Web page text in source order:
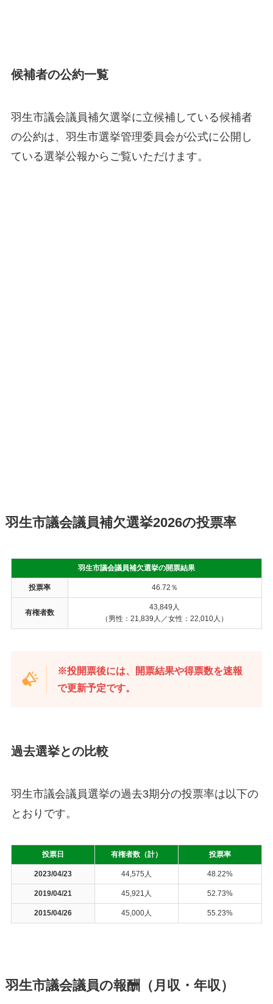
候補者の公約一覧
羽生市議会議員補欠選挙に立候補している候補者
の公約は、羽生市選挙管理委員会が公式に公開し
ている選挙公報からご覧いただけます。
羽生市議会議員補欠選挙2026の投票率
羽生市議会議員補欠選挙の開票結果
投票率 46.72％
有権者数
43,849人
（男性：21,839人／女性：22,010人）
※投開票後には、開票結果や得票数を速報
で更新予定です。
過去選挙との比較
羽生市議会議員選挙の過去3期分の投票率は以下の
とおりです。
投票日 有権者数（計） 投票率
2023/04/23 44,575人 48.22%
2019/04/21 45,921人 52.73%
2015/04/26 45,000人 55.23%
羽生市議会議員の報酬（月収・年収）